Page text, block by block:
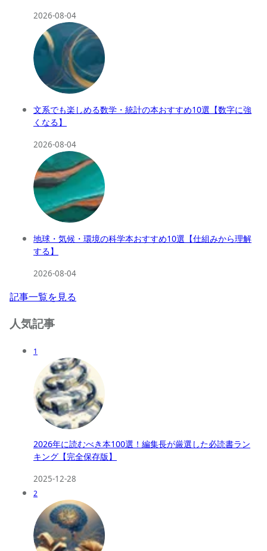
2026-08-04
文系でも楽しめる数学・統計の本おすすめ10選【数字に強
くなる】
2026-08-04
地球・気候・環境の科学本おすすめ10選【仕組みから理解
する】
2026-08-04
記事一覧を見る
人気記事
1
2026年に読むべき本100選！編集長が厳選した必読書ラン
キング【完全保存版】
2025-12-28
2